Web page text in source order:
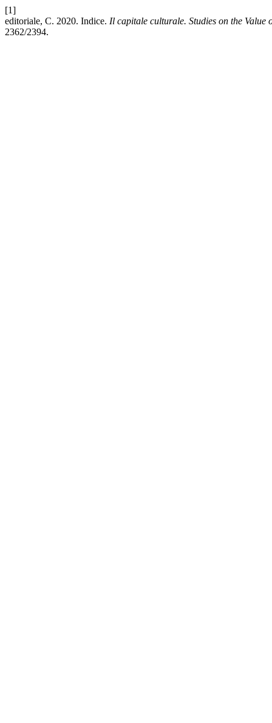
[1]
editoriale, C. 2020. Indice. Il capitale culturale. Studies on the Value
2362/2394.